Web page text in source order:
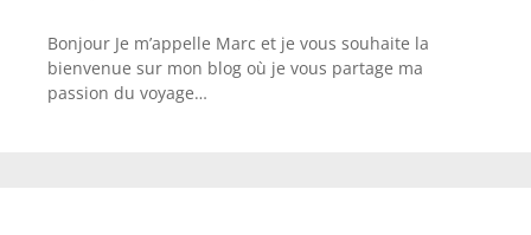
Bonjour Je m’appelle Marc et je vous souhaite la
bienvenue sur mon blog où je vous partage ma
passion du voyage…